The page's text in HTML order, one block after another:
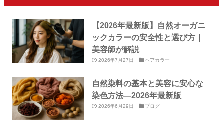
【2026年最新版】自然オーガニ
ックカラーの安全性と選び方｜
美容師が解説
2026年7月27日 ヘアカラー
自然染料の基本と美容に安心な
染色方法—2026年最新版
2026年6月29日 ブログ